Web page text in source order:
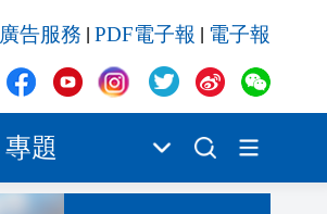
廣告服務 PDF電子報 電子報
專題